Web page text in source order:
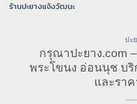
ร้านปะยางแจ้งวัฒนะ
ปะ
กรุณาปะยาง.com
พระโขนง อ่อนนุช บริ
และรา